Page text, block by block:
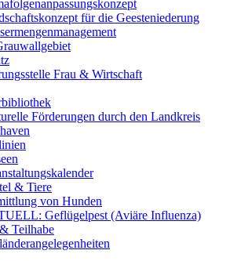
für die Geesteniederung
Frau & Wirtschaft
Förderungen durch den Landkreis
& Tiere
von Hunden
Geflügelpest (Aviäre Influenza)
Teilhabe